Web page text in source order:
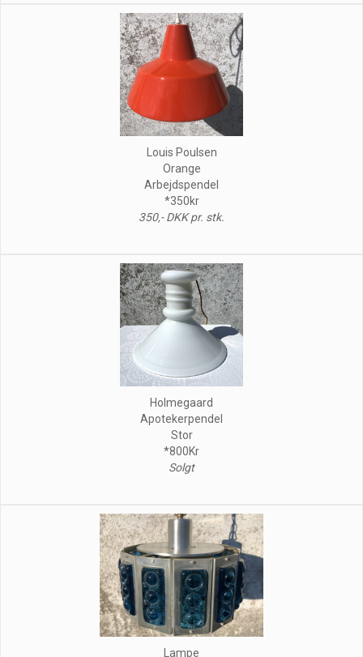
Louis Poulsen
Orange
Arbejdspendel
*350kr
350,- DKK pr. stk.
Holmegaard
Apotekerpendel
Stor
*800Kr
Solgt
Lampe